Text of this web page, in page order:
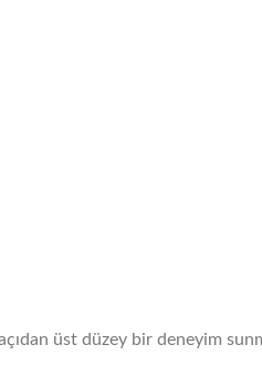
üst düzey bir deneyim